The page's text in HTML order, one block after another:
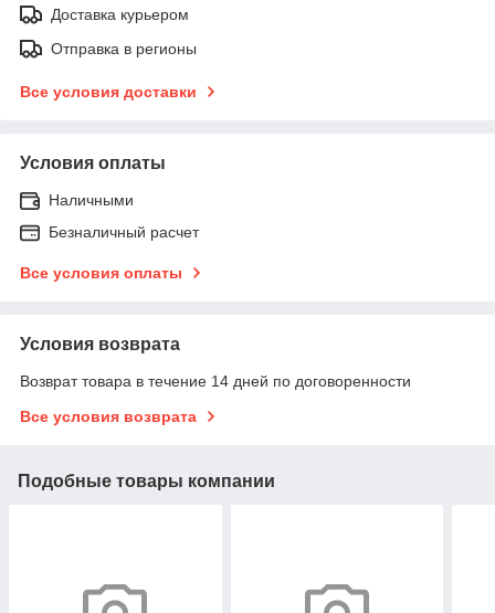
Доставка курьером
Отправка в регионы
Все условия доставки
Условия оплаты
Наличными
Безналичный расчет
Все условия оплаты
Условия возврата
Возврат товара в течение 14 дней по договоренности
Все условия возврата
Подобные товары компании